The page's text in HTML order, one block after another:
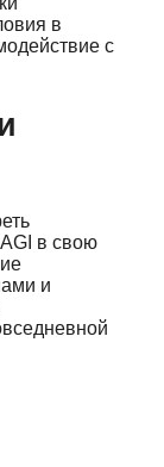
в
с
в свою
и